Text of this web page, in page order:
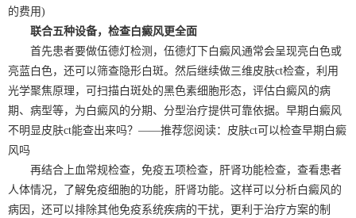
的费用)
联合五种设备，检查白癜风更全面
首先患者要做伍德灯检测，伍德灯下白癜风通常会呈现亮白色或
亮蓝白色，还可以筛查隐形白斑。然后继续做三维皮肤ct检查，利用
光学聚焦原理，可扫描白斑处的黑色素细胞形态，评估白癜风的病
期、病型等，为白癜风的分期、分型治疗提供可靠依据。早期白癜风
不明显皮肤ct能查出来吗？——推荐您阅读：皮肤ct可以检查早期白癜
风吗
再结合上血常规检查，免疫五项检查，肝肾功能检查，查看患者
人体情况，了解免疫细胞的功能，肝肾功能。这样可以分析白癜风的
病因，还可以排除其他免疫系统疾病的干扰，更利于治疗方案的制